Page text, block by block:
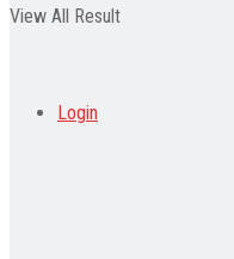
View All Result
Login